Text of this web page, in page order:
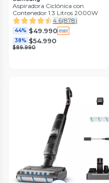
Aspiradora Ciclónica con
Contenedor 1.3 Litros 2000W
4.6(878)
44% $49.990
38% $54.990
$89.990